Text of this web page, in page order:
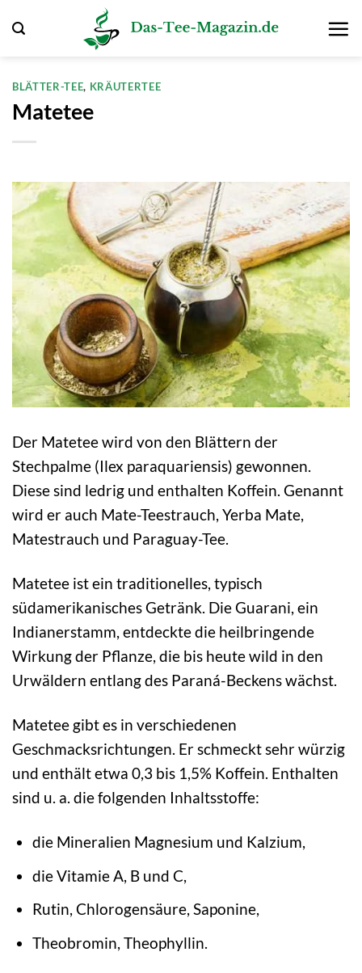
Inhalt
BLÄTTER-TEE, KRÄUTERTEE
Matetee
Der Matetee wird von den Blättern der
Stechpalme (Ilex paraquariensis) gewonnen.
Diese sind ledrig und enthalten Koffein. Genannt
wird er auch Mate-Teestrauch, Yerba Mate,
Matestrauch und Paraguay-Tee.
Matetee ist ein traditionelles, typisch
südamerikanisches Getränk. Die Guarani, ein
Indianerstamm, entdeckte die heilbringende
Wirkung der Pflanze, die bis heute wild in den
Urwäldern entlang des Paraná-Beckens wächst.
Matetee gibt es in verschiedenen
Geschmacksrichtungen. Er schmeckt sehr würzig
und enthält etwa 0,3 bis 1,5% Koffein. Enthalten
sind u. a. die folgenden Inhaltsstoffe:
die Mineralien Magnesium und Kalzium,
die Vitamie A, B und C,
Rutin, Chlorogensäure, Saponine,
Theobromin, Theophyllin.